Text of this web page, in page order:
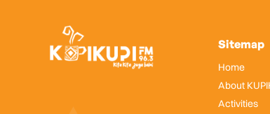
Sitemap
Home
About
Activities